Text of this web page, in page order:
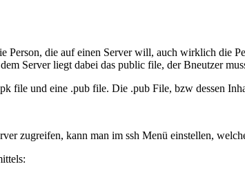
Person, die auf einen Server will, auch wirklich die
Server liegt dabei das public file, der Bneutzer
file und eine .pub file. Die .pub File, bzw dessen
zugreifen, kann man im ssh Menü einstellen,